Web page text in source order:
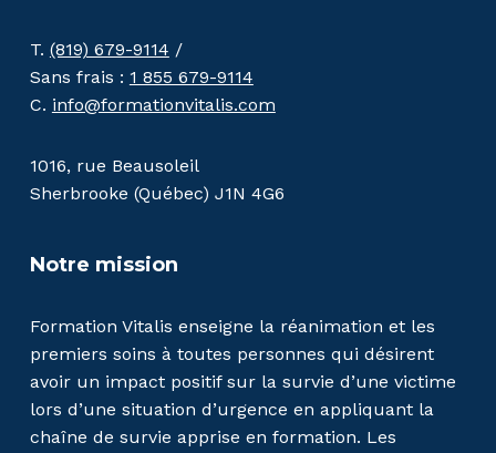
T. (819) 679-9114 /
Sans frais : 1 855 679-9114
C. info@formationvitalis.com
1016, rue Beausoleil
Sherbrooke (Québec) J1N 4G6
Notre mission
Formation Vitalis enseigne la réanimation et les
premiers soins à toutes personnes qui désirent
avoir un impact positif sur la survie d’une victime
lors d’une situation d’urgence en appliquant la
chaîne de survie apprise en formation. Les